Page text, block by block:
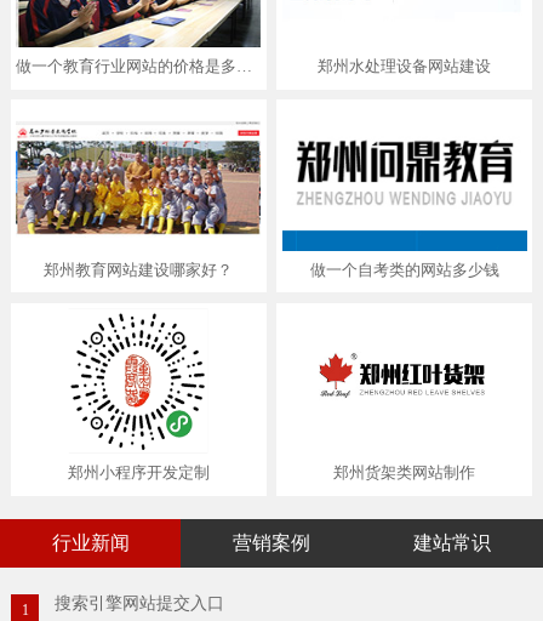
做一个教育行业网站的价格是多少？ 郑州水处理设备网站建设
郑州教育网站建设哪家好？ 做一个自考类的网站多少钱
郑州小程序开发定制 郑州货架类网站制作
行业新闻 营销案例 建站常识
1 搜索引擎网站提交入口